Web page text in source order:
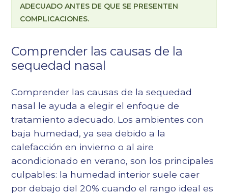
ADECUADO ANTES DE QUE SE PRESENTEN
COMPLICACIONES.
Comprender las causas de la
sequedad nasal
Comprender las causas de la sequedad
nasal le ayuda a elegir el enfoque de
tratamiento adecuado. Los ambientes con
baja humedad, ya sea debido a la
calefacción en invierno o al aire
acondicionado en verano, son los principales
culpables: la humedad interior suele caer
por debajo del 20% cuando el rango ideal es